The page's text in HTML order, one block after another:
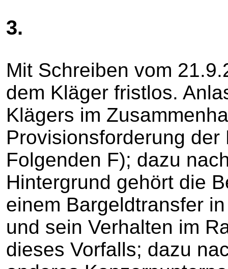
3.
Mit Schreiben vom
dem Kläger fristlos.
Klägers im
Provisionsforderung
Folgenden F); dazu
Hintergrund gehört die
einem Bargeldtransfer
und sein Verhalten im
dieses Vorfalls; dazu